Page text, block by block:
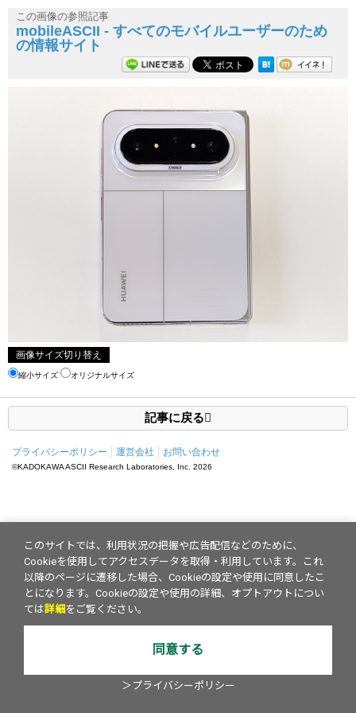
この画像の参照記事
mobileASCII - すべてのモバイルユーザーのため
の情報サイト
画像サイズ切り替え
縮小サイズ オリジナルサイズ
記事に戻る
プライバシーポリシー 運営会社 お問い合わせ
©KADOKAWA ASCII Research Laboratories, Inc. 2026
このサイトでは、利用状況の把握や広告配信などのために、
Cookieを使用してアクセスデータを取得・利用しています。これ
以降のページに遷移した場合、Cookieの設定や使用に同意したこ
とになります。Cookieの設定や使用の詳細、オプトアウトについ
ては詳細 をご覧ください。
同意する
＞プライバシーポリシー